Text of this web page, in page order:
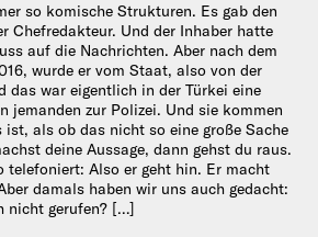
so komische Strukturen. Es gab den
Chefredakteur. Und der Inhaber hatte
auf die Nachrichten. Aber nach dem
wurde er vom Staat, also von der
das war eigentlich in der Türkei eine
jemanden zur Polizei. Und sie kommen
ist, als ob das nicht so eine große Sache
deine Aussage, dann gehst du raus.
telefoniert: Also er geht hin. Er macht
damals haben wir uns auch gedacht:
nicht gerufen? […]